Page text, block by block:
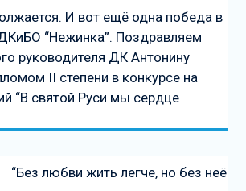
И вот ещё одна победа в
“Нежинка”. Поздравляем
руководителя ДК Антонину
II степени в конкурсе на
“В святой Руси мы сердце
Следующая
запись
“Без любви жить легче, но без неё